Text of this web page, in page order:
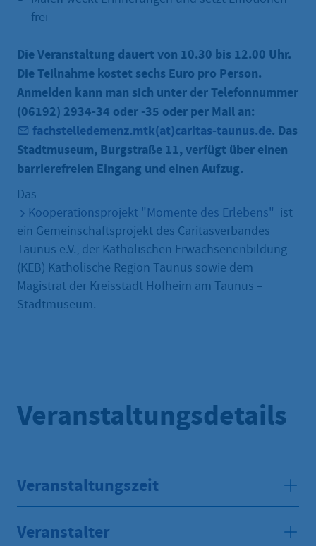
frei
Die Veranstaltung dauert von 10.30 bis 12.00 Uhr.
Die Teilnahme kostet sechs Euro pro Person.
Anmelden kann man sich unter der Telefonnummer
(06192) 2934-34 oder -35 oder per Mail an:
fachstelledemenz.mtk(at)caritas-taunus.de. Das
Stadtmuseum, Burgstraße 11, verfügt über einen
barrierefreien Eingang und einen Aufzug.
Das
Kooperationsprojekt "Momente des Erlebens" ist
ein Gemeinschaftsprojekt des Caritasverbandes
Taunus e.V., der Katholischen Erwachsenenbildung
(KEB) Katholische Region Taunus sowie dem
Magistrat der Kreisstadt Hofheim am Taunus –
Stadtmuseum.
Veranstaltungsdetails
Veranstaltungszeit
Veranstalter